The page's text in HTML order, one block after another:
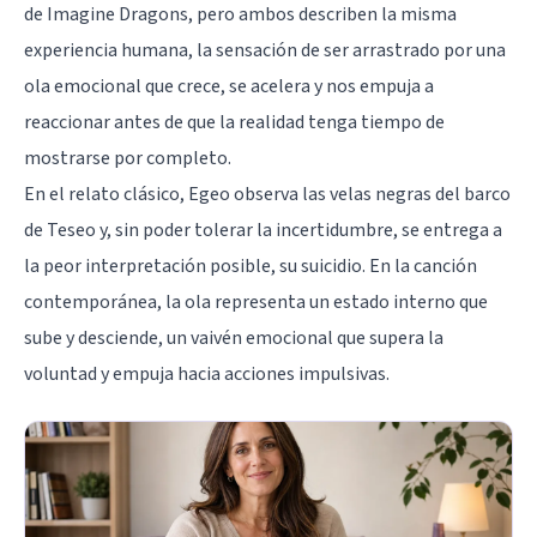
de Imagine Dragons, pero ambos describen la misma
experiencia humana, la sensación de ser arrastrado por una
ola emocional que crece, se acelera y nos empuja a
reaccionar antes de que la realidad tenga tiempo de
mostrarse por completo.
En el relato clásico, Egeo observa las velas negras del barco
de Teseo y, sin poder tolerar la incertidumbre, se entrega a
la peor interpretación posible, su suicidio. En la canción
contemporánea, la ola representa un estado interno que
sube y desciende, un vaivén emocional que supera la
voluntad y empuja hacia acciones impulsivas.